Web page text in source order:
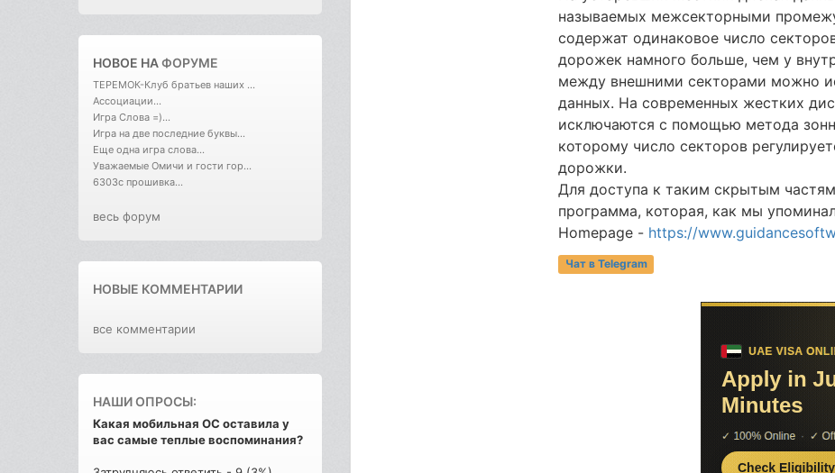
НОВОЕ НАФОРУМЕ
ТЕРЕМОК-Клуб братьев наших ...
Ассоциации...
Игра Слова =)...
Игра на две последние буквы...
Еще одна игра слова...
Уважаемые Омичи и гости гор...
6303с прошивка...
весь форум
НОВЫЕ КОММЕНТАРИИ
все комментарии
НАШИ ОПРОСЫ:
Какая мобильная ОС оставила у
вас самые теплые воспоминания?
называемых межсекторными
содержат одинаковое число
дорожек намного больше, чем у
между внешними секторами можно
данных. На современных жестких
исключаются с помощью метода
которому число секторов
дорожки.
Для доступа к таким скрытым
программа, которая, как мы
Homepage - https://
Чат в Telegram